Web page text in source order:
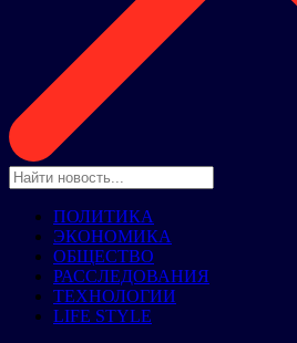
ПОЛИТИКА
ЭКОНОМИКА
ОБЩЕСТВО
РАССЛЕДОВАНИЯ
ТЕХНОЛОГИИ
LIFE STYLE